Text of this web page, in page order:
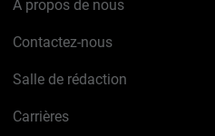
À propos de nous
Contactez-nous
Salle de rédaction
Carrières